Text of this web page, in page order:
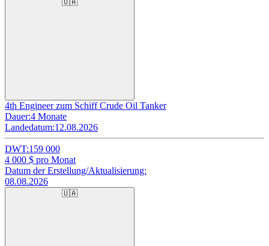
🇺🇦
4th Engineer zum Schiff Crude Oil Tanker
Dauer:4 Monate
Landedatum:12.08.2026
DWT:159 000
4 000 $ pro Monat
Datum der Erstellung/Aktualisierung:
08.08.2026
🇺🇦